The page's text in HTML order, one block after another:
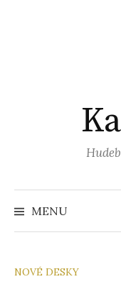
MENU
NOVÉ DESKY